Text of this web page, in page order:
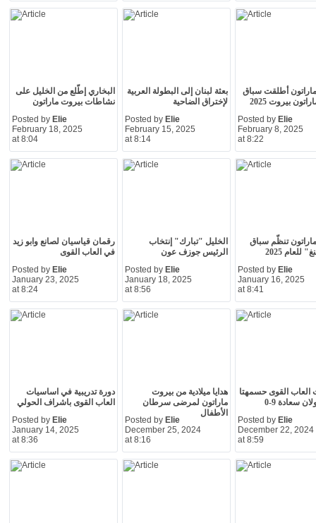
البخاري إطّلع من الخليل على
نشاطات بيروت ماراتون
Posted by Elie
February 18, 2025
at 8:04
بعثة لبنان إلى البطولة العربية
لإختراق الضاحية
Posted by Elie
February 15, 2025
at 8:14
أطلقت سباق
Posted by Elie
February 8, 2025
at 8:22
رقمان قياسيان لصانع وابو زيد
في العاب القوى
Posted by Elie
January 23, 2025
at 8:24
الخليل "تبارك" إنتخاب
الرئيس جوزف عون
Posted by Elie
January 18, 2025
at 8:56
تنظّم سباق
للعام 2025
Posted by Elie
January 16, 2025
at 8:41
دورة تدريبية في اساسيات
العاب القوى باشراف الحولي
Posted by Elie
January 14, 2025
at 8:36
هدايا ميلادية من بيروت
ماراتون لمرضى سرطان
الأطفال
Posted by Elie
December 25, 2024
at 8:16
العاب القوى حسمهتا
سعادة 9-0
Posted by Elie
December 22, 2024
at 8:59